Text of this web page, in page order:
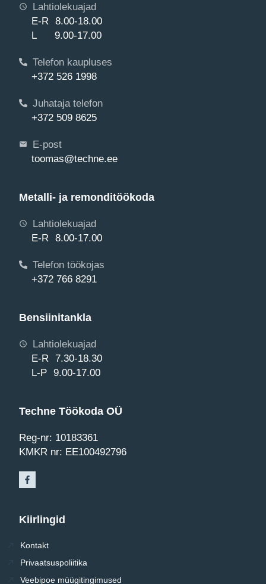
Lahtiolekuajad
E-R 8.00-18.00
L 9.00-17.00
Telefon kaupluses
+372 526 1998
Juhataja telefon
+372 509 8625
E-post
toomas@techne.ee
Metalli- ja remonditöökoda
Lahtiolekuajad
E-R 8.00-17.00
Telefon töökojas
+372 766 8291
Bensiinitankla
Lahtiolekuajad
E-R 7.30-18.30
L-P 9.00-17.00
Techne Töökoda OÜ
Reg-nr: 10183361
KMKR nr: EE100492796
Kiirlingid
Kontakt
Privaatsuspoliitika
Veebipoe müügitingimused